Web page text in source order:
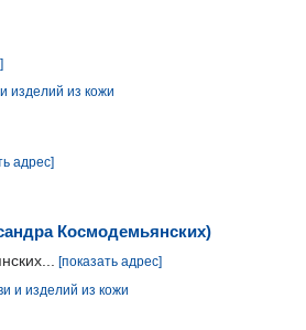
изделий из кожи
адрес]
Космодемьянских)
[показать адрес]
и изделий из кожи